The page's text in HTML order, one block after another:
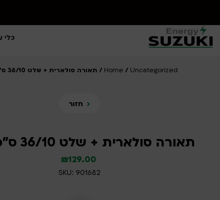
כלי
Home / Uncategorized / תאורה סולארית + שלט 36/10 ס”מ LED
חזור
תאורה סולארית + שלט 36/10 ס”מ LED
129.00
₪
SKU: 901682